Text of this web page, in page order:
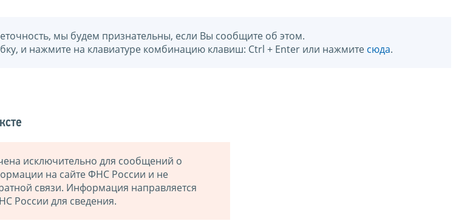
мы будем признательны, если Вы сообщите об этом.
и нажмите на клавиатуре комбинацию клавиш: Ctrl + Enter или нажмите сюда.
исключительно для сообщений о
на сайте ФНС России и не
связи. Информация направляется
России для сведения.